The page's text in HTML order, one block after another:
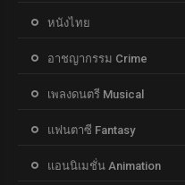
หนังไทย
อาชญากรรม Crime
เพลงดนตรี Musical
แฟนตาซี Fantasy
แอนนิเมชั่น Animation